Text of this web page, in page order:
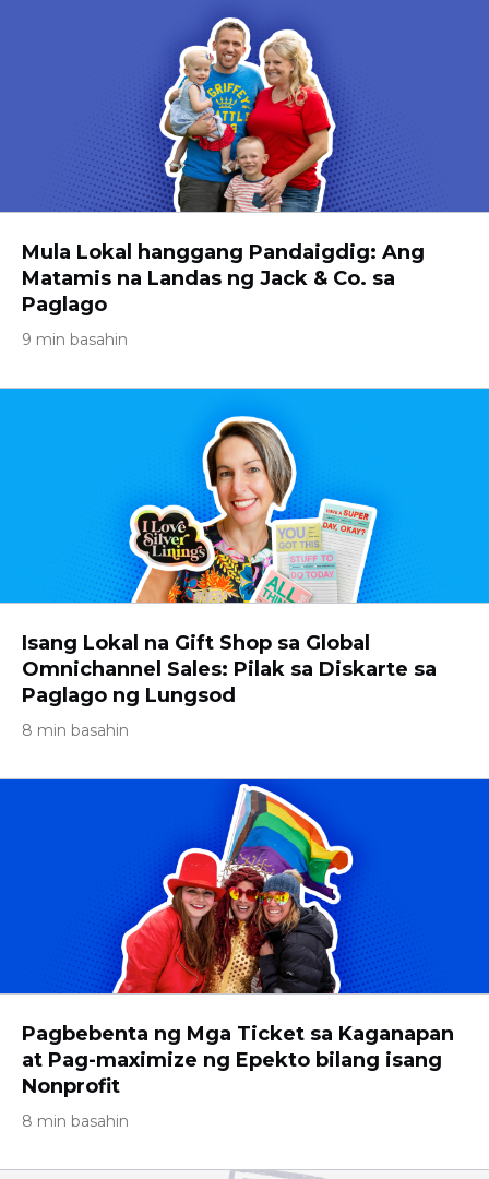
Mula Lokal hanggang Pandaigdig: Ang
Matamis na Landas ng Jack & Co. sa
Paglago
9 min basahin
Isang Lokal na Gift Shop sa Global
Omnichannel Sales: Pilak sa Diskarte sa
Paglago ng Lungsod
8 min basahin
Pagbebenta ng Mga Ticket sa Kaganapan
at Pag-maximize ng Epekto bilang isang
Nonprofit
8 min basahin